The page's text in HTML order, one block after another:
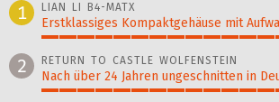
1
LIAN LI B4-MATX
Erstklassiges Kompaktgehäuse mit
2 RETURN TO CASTLE WOLFENSTEIN
Nach über 24 Jahren ungeschnitten in